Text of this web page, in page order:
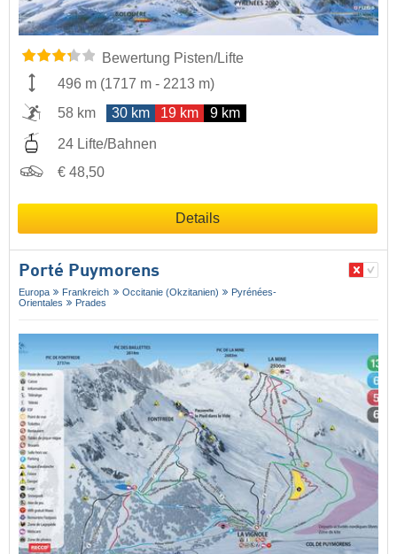
Bewertung Pisten/Lifte
496 m (1717 m - 2213 m)
58 km
30 km 19 km 9 km
24 Lifte/Bahnen
€ 48,50
Details
Porté Puymorens
Europa Frankreich Occitanie (Okzitanien)
Pyrénées-
Orientales
Prades